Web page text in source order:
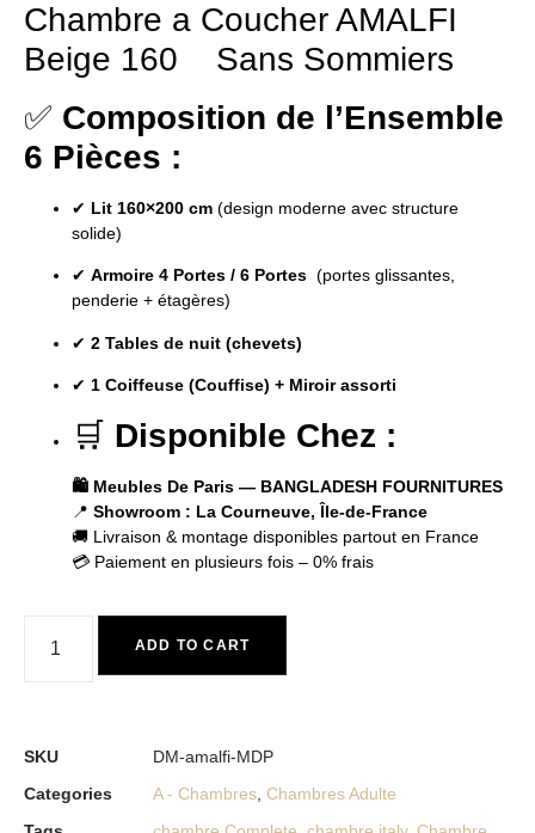
Chambre a Coucher AMALFI
Beige 160 Sans Sommiers
✅ Composition de l’Ensemble
6 Pièces :
✔ Lit 160×200 cm (design moderne avec structure
solide)
✔ Armoire 4 Portes / 6 Portes (portes glissantes,
penderie + étagères)
✔ 2 Tables de nuit (chevets)
✔ 1 Coiffeuse (Couffise) + Miroir assorti
🛒 Disponible Chez :
🛍️ Meubles De Paris — BANGLADESH FOURNITURES
📍 Showroom : La Courneuve, Île-de-France
🚚 Livraison & montage disponibles partout en France
💳 Paiement en plusieurs fois – 0% frais
ADD TO CART
SKU
DM-amalfi-MDP
Categories
A - Chambres Chambres Adulte